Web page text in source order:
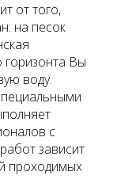
от того,
на песок
горизонта Вы
воду.
с
зависит
проходимых